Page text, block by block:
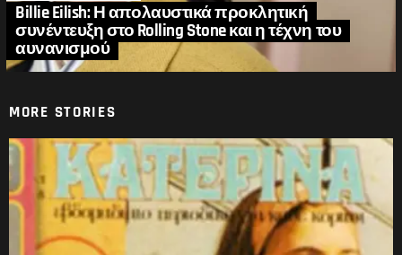
Billie Eilish: Η απολαυστικά προκλητική
συνέντευξη στο Rolling Stone και η τέχνη του
αυνανισμού
MORE STORIES